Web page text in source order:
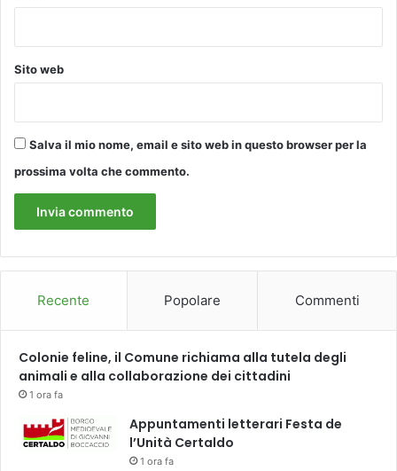
o
c
i
l
a
z
o
n
r
d
w
t
c
i
n
n
v
n
Sito web
Salva il mio nome, email e sito web in questo browser per la
prossima volta che commento.
Recente Popolare Commenti
Colonie feline, il Comune richiama alla tutela degli
animali e alla collaborazione dei cittadini
1 ora fa
Appuntamenti letterari Festa de
l’Unità Certaldo
1 ora fa